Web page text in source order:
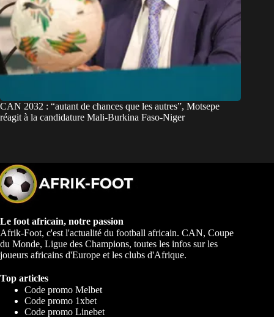
CAN 2032 : “autant de chances que les autres”, Motsepe
réagit à la candidature Mali-Burkina Faso-Niger
Le foot africain, notre passion
Afrik-Foot, c'est l'actualité du football africain. CAN, Coupe
du Monde, Ligue des Champions, toutes les infos sur les
joueurs africains d'Europe et les clubs d'Afrique.
Top articles
Code promo Melbet
Code promo 1xbet
Code promo Linebet